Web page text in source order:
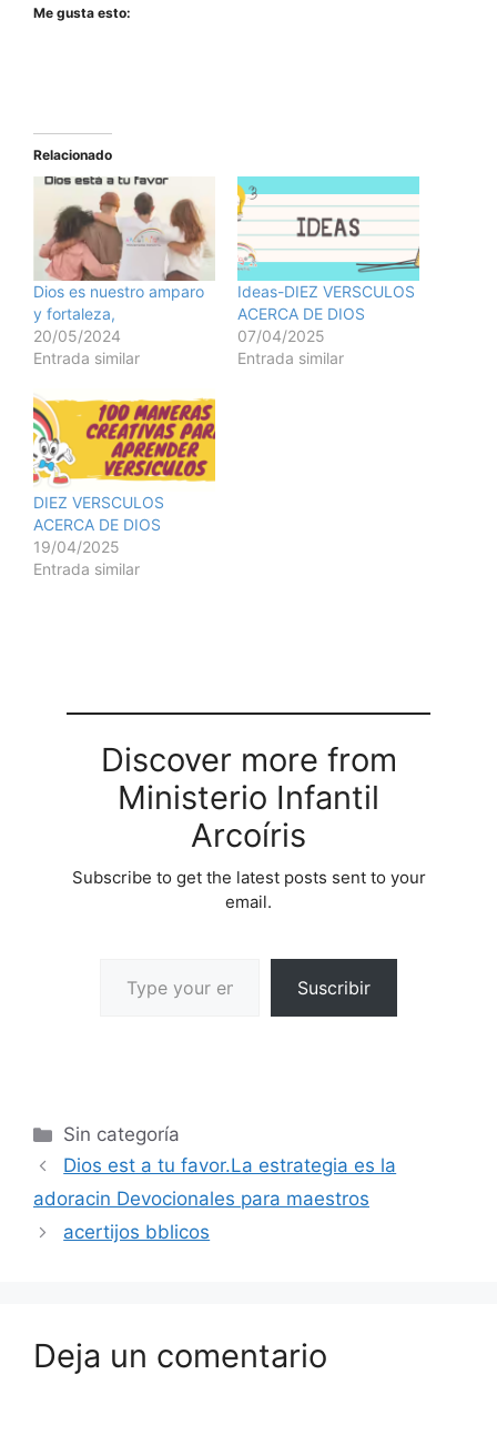
Me gusta esto:
Relacionado
Dios es nuestro amparo
y fortaleza,
20/05/2024
Entrada similar
Ideas-DIEZ VERSCULOS
ACERCA DE DIOS
07/04/2025
Entrada similar
DIEZ VERSCULOS
ACERCA DE DIOS
19/04/2025
Entrada similar
Discover more from
Ministerio Infantil
Arcoíris
Subscribe to get the latest posts sent to your
email.
Suscribir
Sin categoría
Dios est a tu favor.La estrategia es la
adoracin Devocionales para maestros
acertijos bblicos
Deja un comentario